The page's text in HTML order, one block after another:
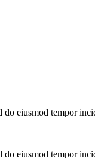
eiusmod tempor
eiusmod tempor